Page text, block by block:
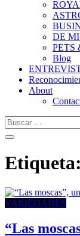
DE
PETS
Blog
About
Buscar:
Etiqueta:
VARIEDADES
“Las